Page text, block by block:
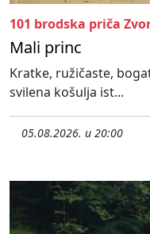
101 brodska priča
Mali princ
Kratke, ružičaste,
svilena košulja ist...
05.08.2026. u 20:00